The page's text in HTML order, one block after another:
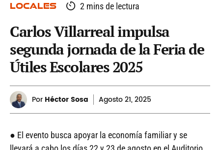
LOCALES 2 mins de lectura
Carlos Villarreal impulsa
segunda jornada de la Feria de
Útiles Escolares 2025
Por Héctor Sosa Agosto21, 2025
● El evento busca apoyar la economía familiar y se